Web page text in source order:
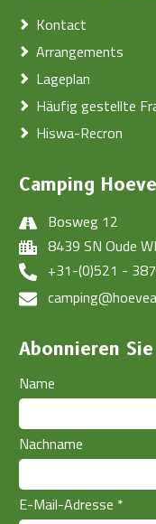
Kontact
Arrangements
Lageplan
Häufig gestellte
Hiswa-Recron
Camping
Bosweg 12
8439 SN Oude
+31-(0)521 -
Abonnieren
Name
Nachname
E-Mail-Adresse *